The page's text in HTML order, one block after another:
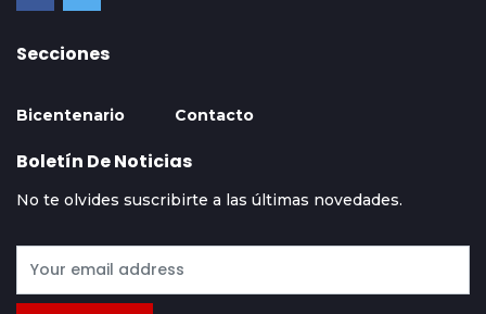
Secciones
Bicentenario Contacto
Boletín De Noticias
No te olvides suscribirte a las últimas novedades.